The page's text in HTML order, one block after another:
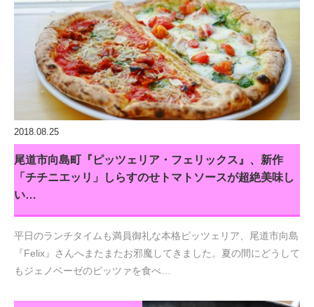
2018.08.25
尾道市向島町『ピッツェリア・フェリックス』、新作
「チチニエッリ」しらすのせトマトソースが超絶美味し
い…
平日のランチタイムも満員御礼な本格ピッツェリア、尾道市向島
『Felix』さんへまたまたお邪魔してきました。夏の間にどうして
もジェノベーゼのピッツァを食べ…